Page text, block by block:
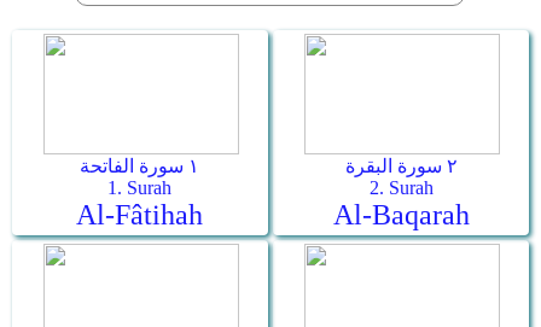
١ سورة الفاتحة
1. Surah
Al-Fâtihah
٢ سورة البقرة
2. Surah
Al-Baqarah